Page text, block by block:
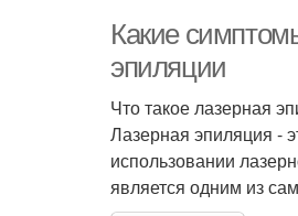
Какие
эпиляции
Что такое лазерная
Лазерная эпиляция -
использовании
является одним из